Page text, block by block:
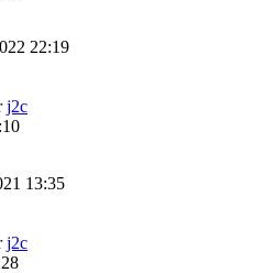
22:19
j2c
13:35
j2c